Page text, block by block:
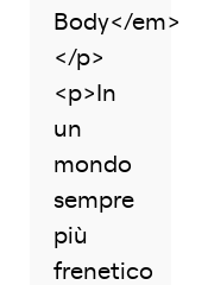
Body</em>
</p>
<p>In
un
mondo
sempre
più
frenetico